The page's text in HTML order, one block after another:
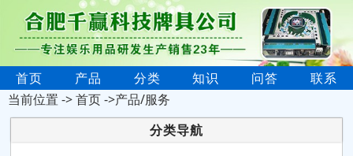
首页 产品 分类 知识 问答
联系
当前位置 ->首页->产品/服务
分类导航